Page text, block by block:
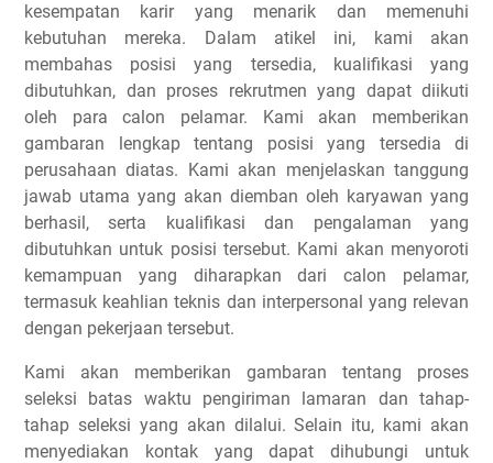
kesempatan karir yang menarik dan memenuhi
kebutuhan mereka. Dalam atikel ini, kami akan
membahas posisi yang tersedia, kualifikasi yang
dibutuhkan, dan proses rekrutmen yang dapat diikuti
oleh para calon pelamar. Kami akan memberikan
gambaran lengkap tentang posisi yang tersedia di
perusahaan diatas. Kami akan menjelaskan tanggung
jawab utama yang akan diemban oleh karyawan yang
berhasil, serta kualifikasi dan pengalaman yang
dibutuhkan untuk posisi tersebut. Kami akan menyoroti
kemampuan yang diharapkan dari calon pelamar,
termasuk keahlian teknis dan interpersonal yang relevan
dengan pekerjaan tersebut.
Kami akan memberikan gambaran tentang proses
seleksi batas waktu pengiriman lamaran dan tahap-
tahap seleksi yang akan dilalui. Selain itu, kami akan
menyediakan kontak yang dapat dihubungi untuk